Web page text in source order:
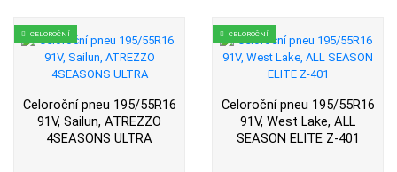
CELOROČNÍ
Celoroční pneu 195/55R16
91V, Sailun, ATREZZO
4SEASONS ULTRA
CELOROČNÍ
Celoroční pneu 195/55R16
91V, West Lake, ALL
SEASON ELITE Z-401